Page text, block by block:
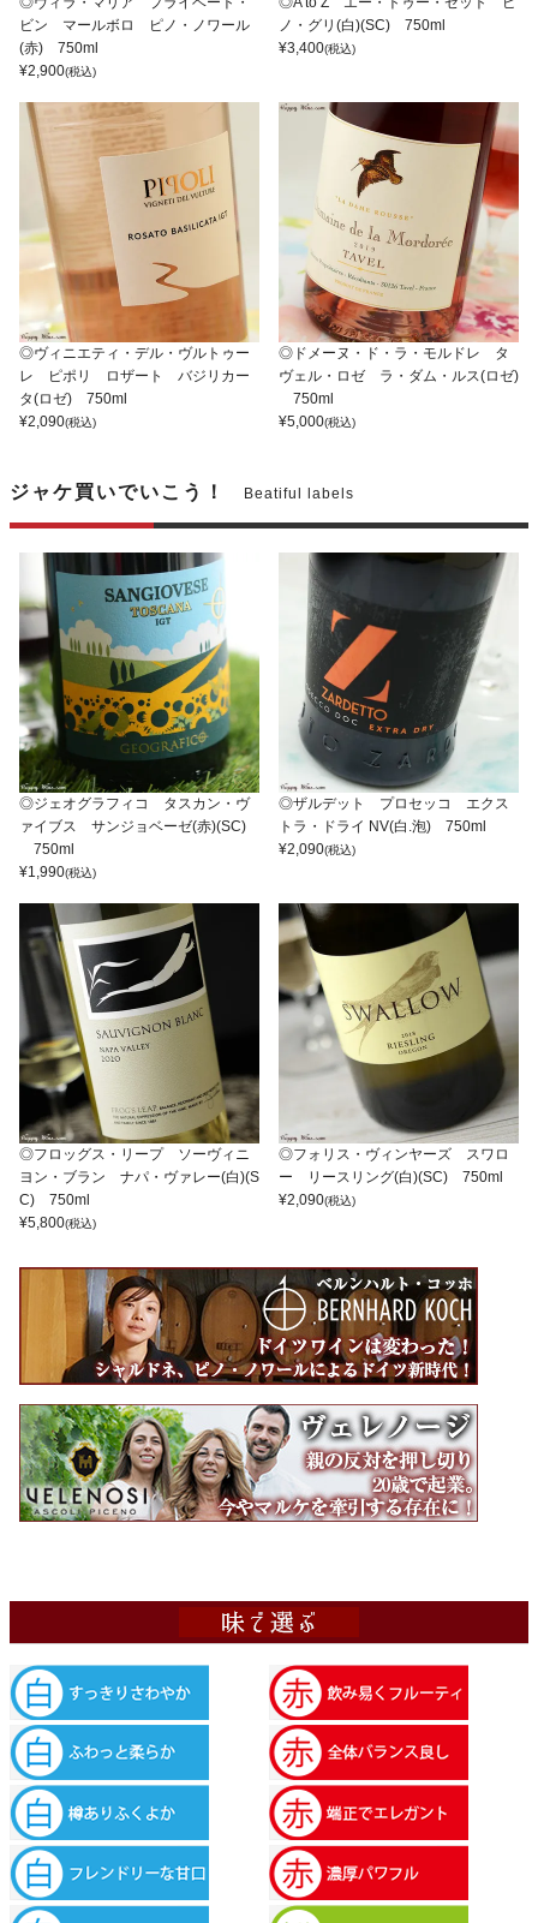
ビン マールボロ ピノ・ノワール
(赤) 750ml
¥2,900(税込)
ノ・グリ(白)(SC) 750ml
¥3,400(税込)
◎ヴィニエティ・デル・ヴルトゥー
レ ピポリ ロザート バジリカー
タ(ロゼ) 750ml
¥2,090(税込)
◎ドメーヌ・ド・ラ・モルドレ タ
ヴェル・ロゼ ラ・ダム・ルス(ロゼ)
750ml
¥5,000(税込)
ジャケ買いでいこう！ Beatiful labels
◎ジェオグラフィコ タスカン・ヴ
ァイブス サンジョベーゼ(赤)(SC)
750ml
¥1,990(税込)
◎ザルデット プロセッコ エクス
トラ・ドライ NV(白.泡) 750ml
¥2,090(税込)
◎フロッグス・リープ ソーヴィニ
ヨン・ブラン ナパ・ヴァレー(白)(S
C) 750ml
¥5,800(税込)
◎フォリス・ヴィンヤーズ スワロ
ー リースリング(白)(SC) 750ml
¥2,090(税込)